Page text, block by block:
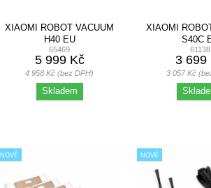
XIAOMI ROBOT VACUUM
H40 EU
65469
5 999 Kč
4 958 Kč (bez DPH)
Skladem
XIAOMI
S40C
61138
3 699
3 057 Kč
NOVÉ NOVÉ